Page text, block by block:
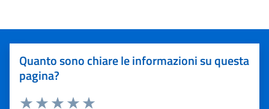
Quanto sono chiare le informazioni su questa
pagina?